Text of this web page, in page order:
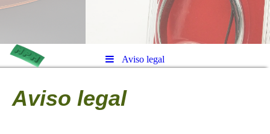
Aviso legal
Aviso legal